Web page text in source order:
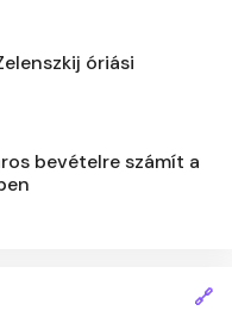
óriási
bevételre számít a
🔗